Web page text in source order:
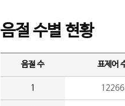
음절 수별 현황
음절 수 표제어
1 12266